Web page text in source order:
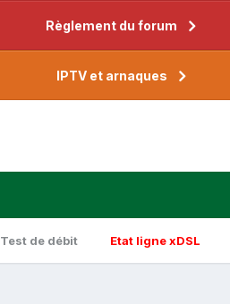
Règlement du forum
IPTV et arnaques
Test de débit Etat ligne xDSL